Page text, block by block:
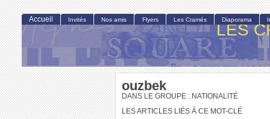
LES
ouzbek
DANS LE GROUPE : NATIONALITÉ
LES ARTICLES LIÉS À CE MOT-CLÉ
Accueil Invités Nos amis Flyers Les Cramés Diaporama